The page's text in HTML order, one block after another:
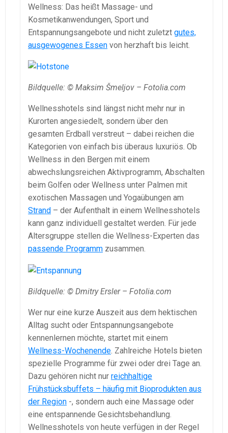
Wellness: Das heißt Massage- und
Kosmetikanwendungen, Sport und
Entspannungsangebote und nicht zuletzt gutes,
ausgewogenes Essen von herzhaft bis leicht.
Bildquelle: © Maksim Šmeljov – Fotolia.com
Wellnesshotels sind längst nicht mehr nur in
Kurorten angesiedelt, sondern über den
gesamten Erdball verstreut – dabei reichen die
Kategorien von einfach bis überaus luxuriös. Ob
Wellness in den Bergen mit einem
abwechslungsreichen Aktivprogramm, Abschalten
beim Golfen oder Wellness unter Palmen mit
exotischen Massagen und Yogaübungen am
Strand – der Aufenthalt in einem Wellnesshotels
kann ganz individuell gestaltet werden. Für jede
Altersgruppe stellen die Wellness-Experten das
passende Programm zusammen.
Bildquelle: © Dmitry Ersler – Fotolia.com
Wer nur eine kurze Auszeit aus dem hektischen
Alltag sucht oder Entspannungsangebote
kennenlernen möchte, startet mit einem
Wellness-Wochenende . Zahlreiche Hotels bieten
spezielle Programme für zwei oder drei Tage an.
Dazu gehören nicht nur reichhaltige
Frühstücksbuffets – häufig mit Bioprodukten aus
der Region -, sondern auch eine Massage oder
eine entspannende Gesichtsbehandlung.
Wellnesshotels von heute verfügen in der Regel